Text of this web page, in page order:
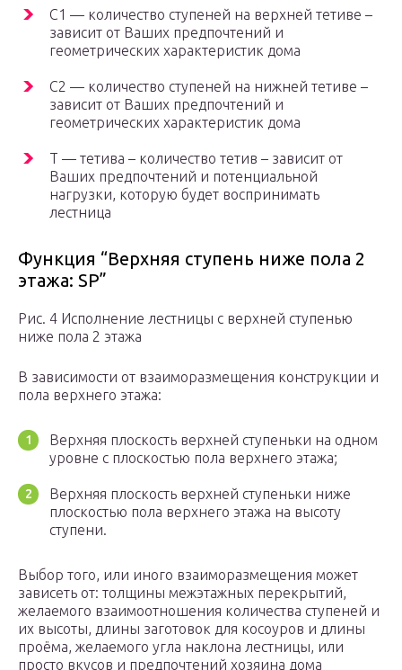
C1 — количество ступеней на верхней тетиве –
зависит от Ваших предпочтений и
геометрических характеристик дома
C2 — количество ступеней на нижней тетиве –
зависит от Ваших предпочтений и
геометрических характеристик дома
T — тетива – количество тетив – зависит от
Ваших предпочтений и потенциальной
нагрузки, которую будет воспринимать
лестница
Функция “Верхняя ступень ниже пола 2
этажа: SP”
Рис. 4 Исполнение лестницы с верхней ступенью
ниже пола 2 этажа
В зависимости от взаиморазмещения конструкции и
пола верхнего этажа:
Верхняя плоскость верхней ступеньки на одном
уровне с плоскостью пола верхнего этажа;
Верхняя плоскость верхней ступеньки ниже
плоскостью пола верхнего этажа на высоту
ступени.
Выбор того, или иного взаиморазмещения может
зависеть от: толщины межэтажных перекрытий,
желаемого взаимоотношения количества ступеней и
их высоты, длины заготовок для косоуров и длины
проёма, желаемого угла наклона лестницы, или
просто вкусов и предпочтений хозяина дома